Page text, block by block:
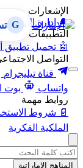
الإشعارات
🔔 إدارة الإشعارات
التطبيقات
🤖 تحميل تطبيق
التواصل
قناة تيليجرام
واتساب
بوت
روابط مهمة
📄 شروط
الملكية الفكرية
G
المناهج الإماراتية